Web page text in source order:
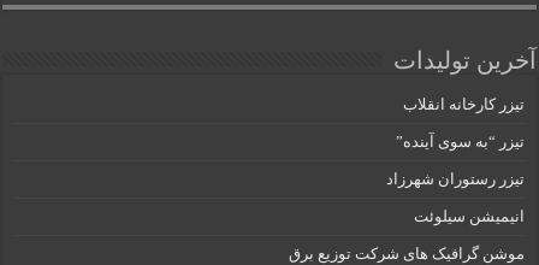
آخرین تولیدات
تیزر کارخانه انقلاب
تیزر “به سوی آینده”
تیزر رستوران شهرزاد
انیمیشن سیلوئت
موشن گرافیک های شرکت توزیع برق